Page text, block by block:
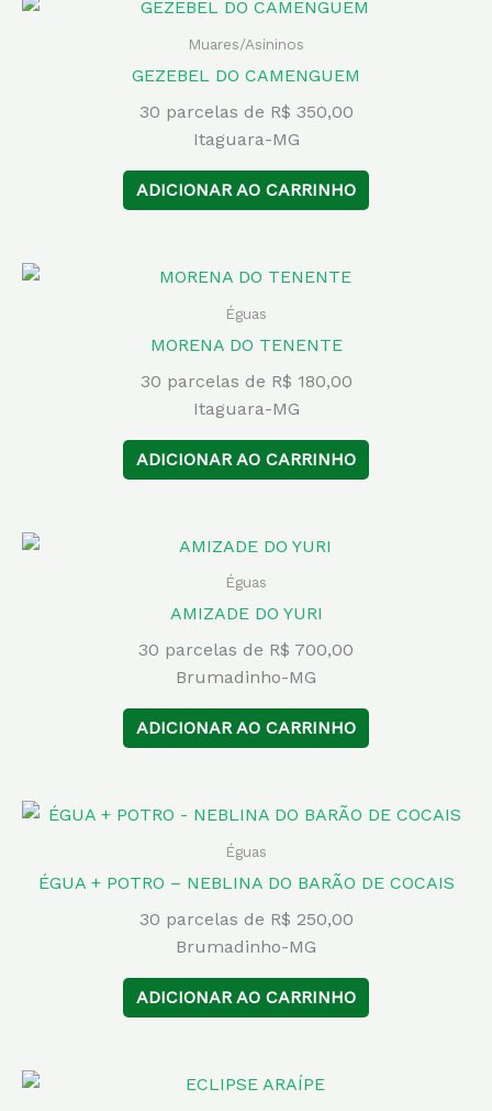
Muares/Asininos
GEZEBEL DO CAMENGUEM
30 parcelas de R$ 350,00
Itaguara-MG
ADICIONAR AO CARRINHO
Éguas
MORENA DO TENENTE
30 parcelas de R$ 180,00
Itaguara-MG
ADICIONAR AO CARRINHO
Éguas
AMIZADE DO YURI
30 parcelas de R$ 700,00
Brumadinho-MG
ADICIONAR AO CARRINHO
Éguas
ÉGUA + POTRO – NEBLINA DO BARÃO DE COCAIS
30 parcelas de R$ 250,00
Brumadinho-MG
ADICIONAR AO CARRINHO